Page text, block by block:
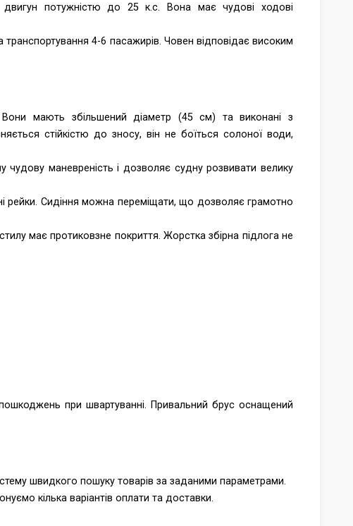
двигун потужністю до 25 к.с. Вона має чудові ходові
4-6 пасажирів. Човен відповідає високим
мають збільшений діаметр (45 см) та виконані з
стійкістю до зносу, він не боїться солоної води,
чудову маневреність і дозволяє судну розвивати велику
рейки. Сидіння можна переміщати, що дозволяє грамотно
має протиковзне покриття. Жорстка збірна підлога не
при швартуванні. Привальний брус оснащений
швидкого пошуку товарів за заданими параметрами.
кілька варіантів оплати та доставки.